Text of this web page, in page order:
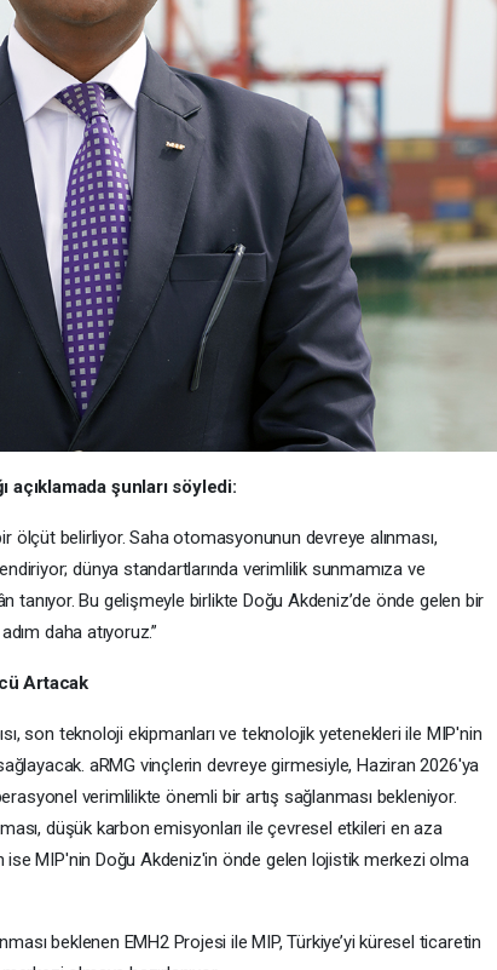
açıklamada şunları söyledi:
ölçüt belirliyor. Saha otomasyonunun devreye alınması,
dünya standartlarında verimlilik sunmamıza ve
Bu gelişmeyle birlikte Doğu Akdeniz’de önde gelen bir
daha atıyoruz.”
Artacak
son teknoloji ekipmanları ve teknolojik yetenekleri ile MIP'nin
aRMG vinçlerin devreye girmesiyle, Haziran 2026'ya
verimlilikte önemli bir artış sağlanması bekleniyor.
düşük karbon emisyonları ile çevresel etkileri en aza
MIP'nin Doğu Akdeniz'in önde gelen lojistik merkezi olma
beklenen EMH2 Projesi ile MIP, Türkiye’yi küresel ticaretin